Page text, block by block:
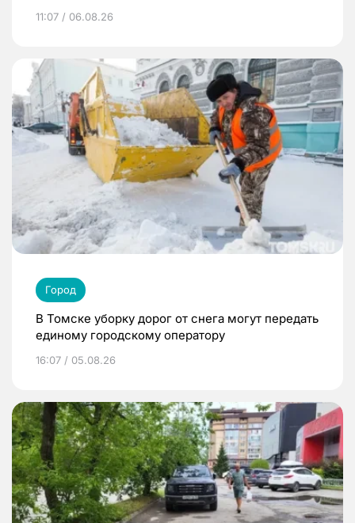
11:07 / 06.08.26
Город
В Томске уборку дорог от снега могут передать
единому городскому оператору
16:07 / 05.08.26